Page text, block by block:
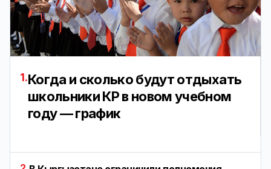
1.Когда и сколько будут отдыхать
школьники КР в новом учебном
году — график